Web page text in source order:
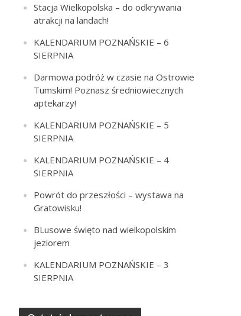
Stacja Wielkopolska – do odkrywania
atrakcji na landach!
KALENDARIUM POZNAŃSKIE – 6
SIERPNIA
Darmowa podróż w czasie na Ostrowie
Tumskim! Poznasz średniowiecznych
aptekarzy!
KALENDARIUM POZNAŃSKIE – 5
SIERPNIA
KALENDARIUM POZNAŃSKIE – 4
SIERPNIA
Powrót do przeszłości – wystawa na
Gratowisku!
BLusowe święto nad wielkopolskim
jeziorem
KALENDARIUM POZNAŃSKIE – 3
SIERPNIA